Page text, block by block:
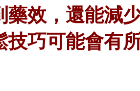
藥效，還能減
技巧可能會有